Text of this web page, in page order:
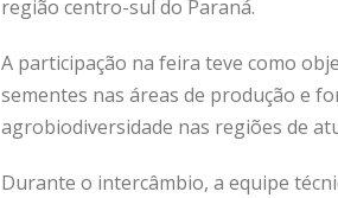
região centro-sul do Paraná.
A participação na feira teve como
sementes nas áreas de produção e
agrobiodiversidade nas regiões de
Durante o intercâmbio, a equipe